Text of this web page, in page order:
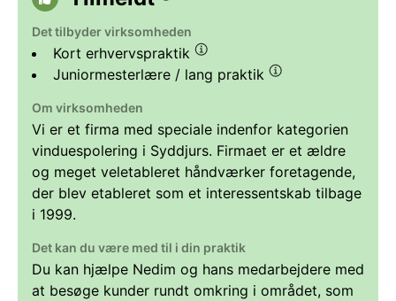
Det tilbyder virksomheden
Kort erhvervspraktik
Juniormesterlære / lang praktik
Om virksomheden
Vi er et firma med speciale indenfor kategorien
vinduespolering i Syddjurs. Firmaet er et ældre
og meget veletableret håndværker foretagende,
der blev etableret som et interessentskab tilbage
i 1999.
Det kan du være med til i din praktik
Du kan hjælpe Nedim og hans medarbejdere med
at besøge kunder rundt omkring i området, som